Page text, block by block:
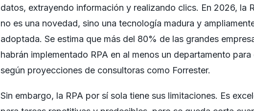
datos, extrayendo información y realizando clics. En 2026, la
no es una novedad, sino una tecnología madura y
adoptada. Se estima que más del 80% de las grandes
habrán implementado RPA en al menos un departamento para
según proyecciones de consultoras como Forrester.
Sin embargo, la RPA por sí sola tiene sus limitaciones. Es